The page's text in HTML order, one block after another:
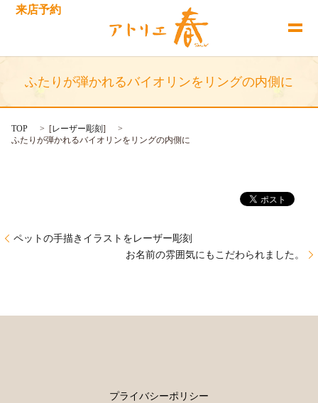
来店予約
ふたりが弾かれるバイオリンをリングの内側に
TOP [レーザー彫刻]
ふたりが弾かれるバイオリンをリングの内側に
ペットの手描きイラストをレーザー彫刻
お名前の雰囲気にもこだわられました。
プライバシーポリシー